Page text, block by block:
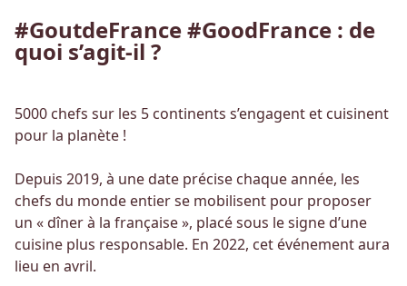
#GoutdeFrance #GoodFrance : de
quoi s’agit-il ?
5000 chefs sur les 5 continents s’engagent et cuisinent
pour la planète !
Depuis 2019, à une date précise chaque année, les
chefs du monde entier se mobilisent pour proposer
un « dîner à la française », placé sous le signe d’une
cuisine plus responsable. En 2022, cet événement aura
lieu en avril.